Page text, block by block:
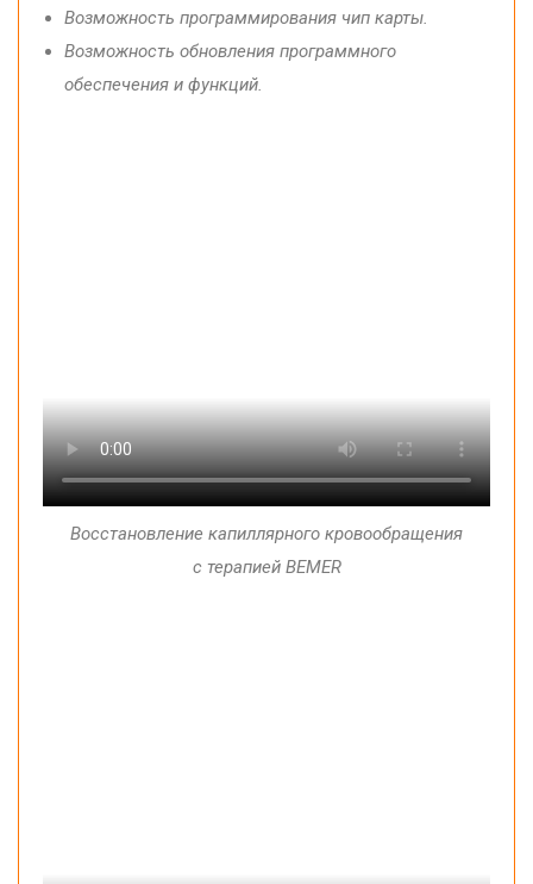
Возможность программирования чип карты.
Возможность обновления программного
обеспечения и функций.
Восстановление капиллярного кровообращения
с терапией BEMER